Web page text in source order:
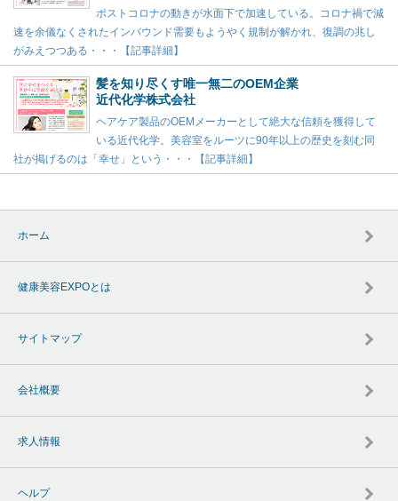
ポストコロナの動きが水面下で加速している。コロナ禍で減
速を余儀なくされたインバウンド需要もようやく規制が解かれ、復調の兆し
がみえつつある・・・【記事詳細】
髪を知り尽くす唯一無二のOEM企業
近代化学株式会社
ヘアケア製品のOEMメーカーとして絶大な信頼を獲得して
いる近代化学。美容室をルーツに90年以上の歴史を刻む同
社が掲げるのは「幸せ」という・・・【記事詳細】
ホーム
健康美容EXPOとは
サイトマップ
会社概要
求人情報
ヘルプ